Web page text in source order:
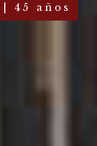
45 años